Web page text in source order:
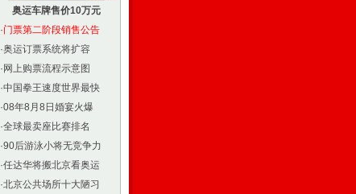
奥运车牌售价10万元
·门票第二阶段销售公告
·奥运订票系统将扩容
· 网上购票流程示意图
·中国拳王速度世界最快
·08年8月8日婚宴火爆
·全球最卖座比赛排名
·90后游泳小将无竞争力
·任达华将搬北京看奥运
·北京公共场所十大陋习